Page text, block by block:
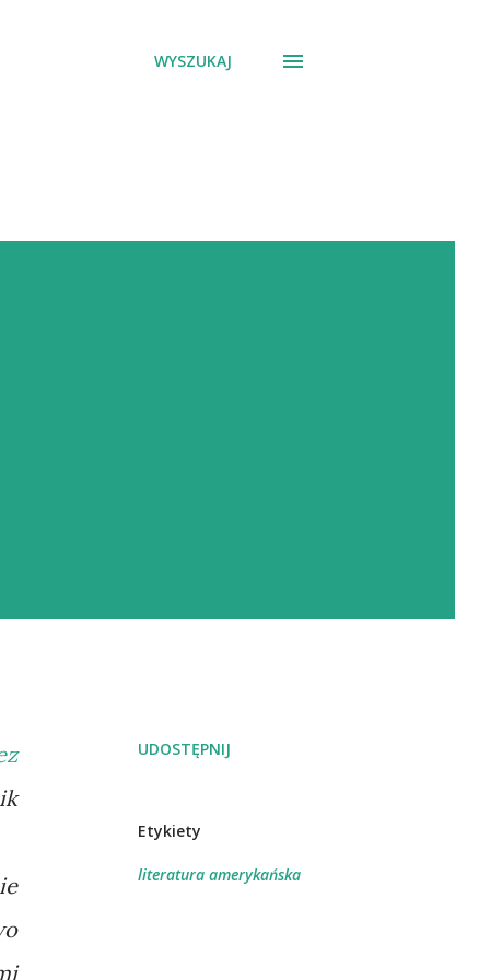
WYSZUKAJ
UDOSTĘPNIJ
Etykiety
literatura amerykańska